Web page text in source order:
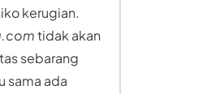
kerugian.
tidak akan
sebarang
sama ada